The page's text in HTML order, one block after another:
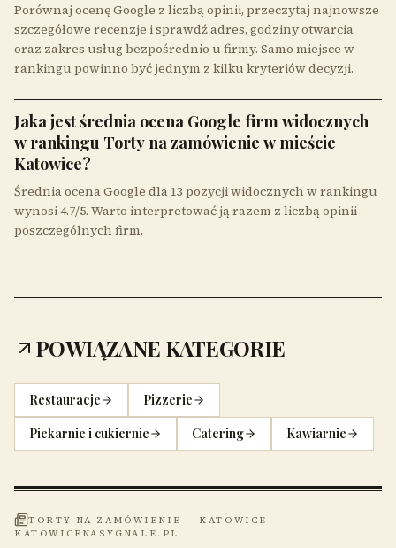
Porównaj ocenę Google z liczbą opinii, przeczytaj najnowsze
szczegółowe recenzje i sprawdź adres, godziny otwarcia
oraz zakres usług bezpośrednio u firmy. Samo miejsce w
rankingu powinno być jednym z kilku kryteriów decyzji.
Jaka jest średnia ocena Google firm widocznych
w rankingu Torty na zamówienie w mieście
Katowice?
Średnia ocena Google dla 13 pozycji widocznych w rankingu
wynosi 4.7/5. Warto interpretować ją razem z liczbą opinii
poszczególnych firm.
POWIĄZANE KATEGORIE
Restauracje
Pizzerie
Piekarnie i cukiernie
Catering Kawiarnie
TORTY NA ZAMÓWIENIE — KATOWICE
KATOWICENASYGNALE.PL